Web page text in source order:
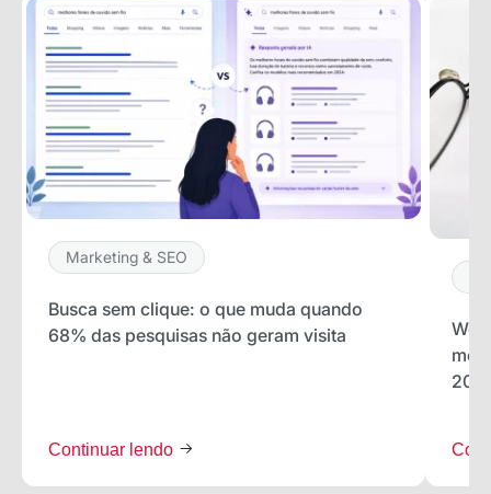
Marketing & SEO
Busca sem clique: o que muda quando
68% das pesquisas não geram visita
Continuar lendo